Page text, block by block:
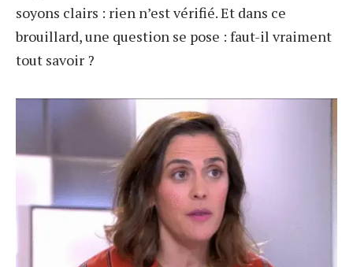
soyons clairs : rien n’est vérifié. Et dans ce
brouillard, une question se pose : faut-il vraiment
tout savoir ?